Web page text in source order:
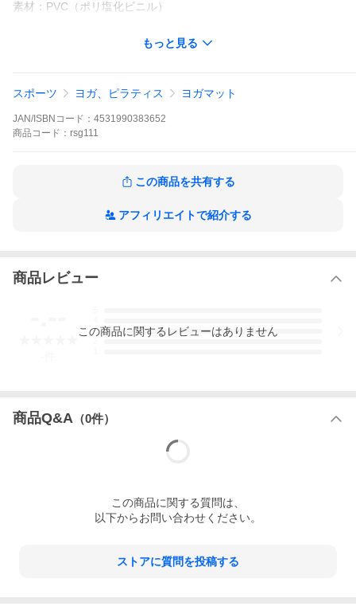
素材：PVC（ポリ塩化ビニル）
しっかりとした4mm厚ヨガマット。
いつでもどこでもリラックスした時間を。
ございます。 予め、ご了承のほどお願い申しあげます。
商品写真は、 お使いのモニター設定やお部屋の照明等により実際
Real Stone ヨガマット 4mm ホットヨガ 折りたたみ 収納 ピラテ
もっと見る
スポーツ ヨガ、ピラティス ヨガマット
JAN/ISBNコード： 4531990383652
商品 コード： rsg111
この商品を共有する
アフィリエイトで紹介する
商品レビュー
3
この商品に関するレビューはありません
商品Q&A （0件）
この商品に関する質問は、
以下からお問い合わせください。
ストアに質問を投稿する